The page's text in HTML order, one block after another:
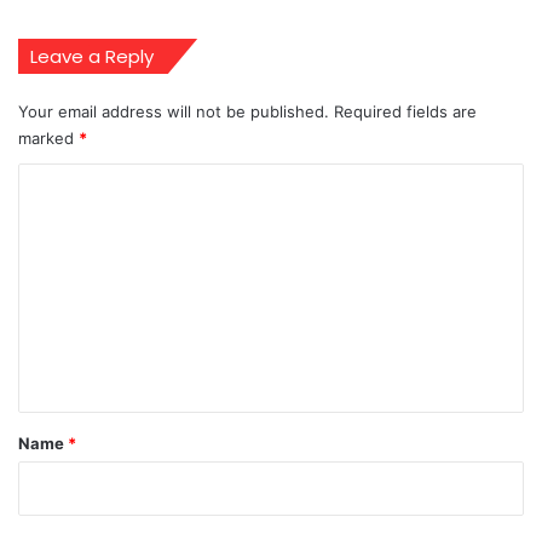
Leave a Reply
Your email address will not be published. Required fields are
marked *
*
Name *